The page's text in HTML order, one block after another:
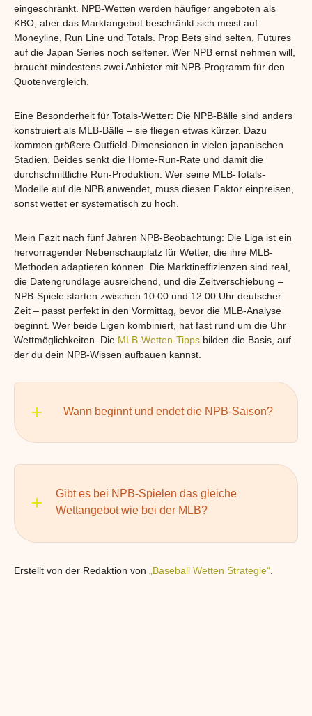
eingeschränkt. NPB-Wetten werden häufiger angeboten als
KBO, aber das Marktangebot beschränkt sich meist auf
Moneyline, Run Line und Totals. Prop Bets sind selten, Futures
auf die Japan Series noch seltener. Wer NPB ernst nehmen will,
braucht mindestens zwei Anbieter mit NPB-Programm für den
Quotenvergleich.
Eine Besonderheit für Totals-Wetter: Die NPB-Bälle sind anders
konstruiert als MLB-Bälle – sie fliegen etwas kürzer. Dazu
kommen größere Outfield-Dimensionen in vielen japanischen
Stadien. Beides senkt die Home-Run-Rate und damit die
durchschnittliche Run-Produktion. Wer seine MLB-Totals-
Modelle auf die NPB anwendet, muss diesen Faktor einpreisen,
sonst wettet er systematisch zu hoch.
Mein Fazit nach fünf Jahren NPB-Beobachtung: Die Liga ist ein
hervorragender Nebenschauplatz für Wetter, die ihre MLB-
Methoden adaptieren können. Die Marktineffizienzen sind real,
die Datengrundlage ausreichend, und die Zeitverschiebung –
NPB-Spiele starten zwischen 10:00 und 12:00 Uhr deutscher
Zeit – passt perfekt in den Vormittag, bevor die MLB-Analyse
beginnt. Wer beide Ligen kombiniert, hat fast rund um die Uhr
Wettmöglichkeiten. Die MLB-Wetten-Tipps bilden die Basis, auf
der du dein NPB-Wissen aufbauen kannst.
Wann beginnt und endet die NPB-Saison?
Gibt es bei NPB-Spielen das gleiche
Wettangebot wie bei der MLB?
Erstellt von der Redaktion von „Baseball Wetten Strategie“